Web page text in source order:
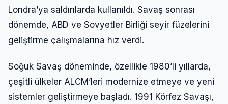
Londra’ya saldırılarda kullanıldı. Savaş sonrası
dönemde, ABD ve Sovyetler Birliği seyir füzelerini
geliştirme çalışmalarına hız verdi.
Soğuk Savaş döneminde, özellikle 1980’li yıllarda,
çeşitli ülkeler ALCM’leri modernize etmeye ve yeni
sistemler geliştirmeye başladı. 1991 Körfez Savaşı,